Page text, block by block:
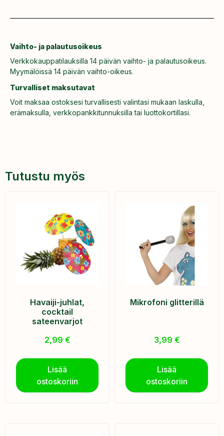
Vaihto- ja palautusoikeus
Verkkokauppatilauksilla 14 päivän vaihto- ja palautusoikeus.
Myymälöissä 14 päivän vaihto-oikeus.
Turvalliset maksutavat
Voit maksaa ostoksesi turvallisesti valintasi mukaan laskulla,
erämaksulla, verkkopankkitunnuksilla tai luottokortillasi.
Tutustu myös
Havaiji-juhlat,
cocktail
sateenvarjot
2,99 €
Lisää
ostoskoriin
Mikrofoni glitterillä
3,99 €
Lisää
ostoskoriin